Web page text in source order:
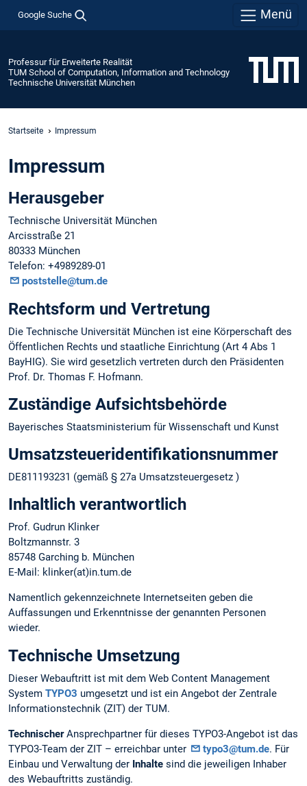
Google Suche Menü
Professur für Erweiterte Realität
TUM School of Computation, Information and Technology
Technische Universität München
Startseite Impressum
Impressum
Herausgeber
Technische Universität München
Arcisstraße 21
80333 München
Telefon: +4989289-01
poststelle@tum.de
Rechtsform und Vertretung
Die Technische Universität München ist eine Körperschaft des
Öffentlichen Rechts und staatliche Einrichtung (Art 4 Abs 1
BayHIG). Sie wird gesetzlich vertreten durch den Präsidenten
Prof. Dr. Thomas F. Hofmann.
Zuständige Aufsichtsbehörde
Bayerisches Staatsministerium für Wissenschaft und Kunst
Umsatzsteuer­identifikations­nummer
DE811193231 (gemäß § 27a Umsatzsteuergesetz )
Inhaltlich verantwortlich
Prof. Gudrun Klinker
Boltzmannstr. 3
85748 Garching b. München
E-Mail: klinker(at)in.tum.de
Namentlich gekennzeichnete Internetseiten geben die
Auffassungen und Erkenntnisse der genannten Personen
wieder.
Technische Umsetzung
Dieser Webauftritt ist mit dem Web Content Management
System TYPO3 umgesetzt und ist ein Angebot der Zentrale
Informationstechnik (ZIT) der TUM.
TechnischerAnsprechpartner für dieses TYPO3-Angebot ist das
TYPO3-Team der ZIT – erreichbar unter
typo3@tum.de. Für
Einbau und Verwaltung der Inhalte sind die jeweiligen Inhaber
des Webauftritts zuständig.